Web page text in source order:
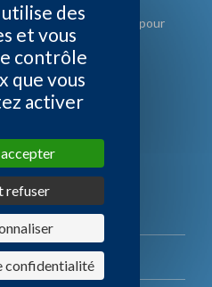
par des éleveurs et pour
des
et vous
contrôle
que vous
activer
refuser
confidentialité